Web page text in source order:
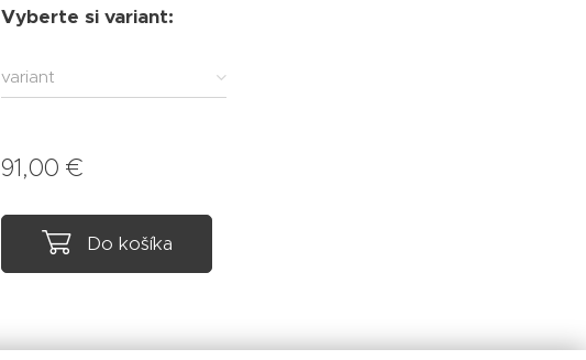
Vyberte si variant:
variant
91,00 €
Do košíka